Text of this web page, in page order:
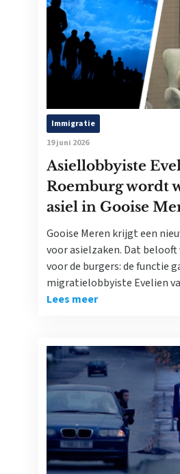
Immigratie
19 juni 2026
Asiellobbyiste
Roemburg wordt
asiel in Gooise
Gooise Meren krijgt een
voor asielzaken. Dat belooft
voor de burgers: de functie
migratielobbyiste Evelien
Lees meer